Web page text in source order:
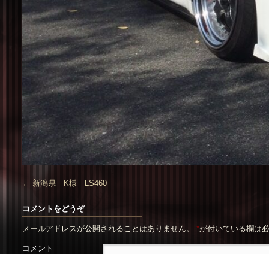
← 新潟県 K様 LS460
コメントをどうぞ
メールアドレスが公開されることはありません。 *が付いている欄は
コメント